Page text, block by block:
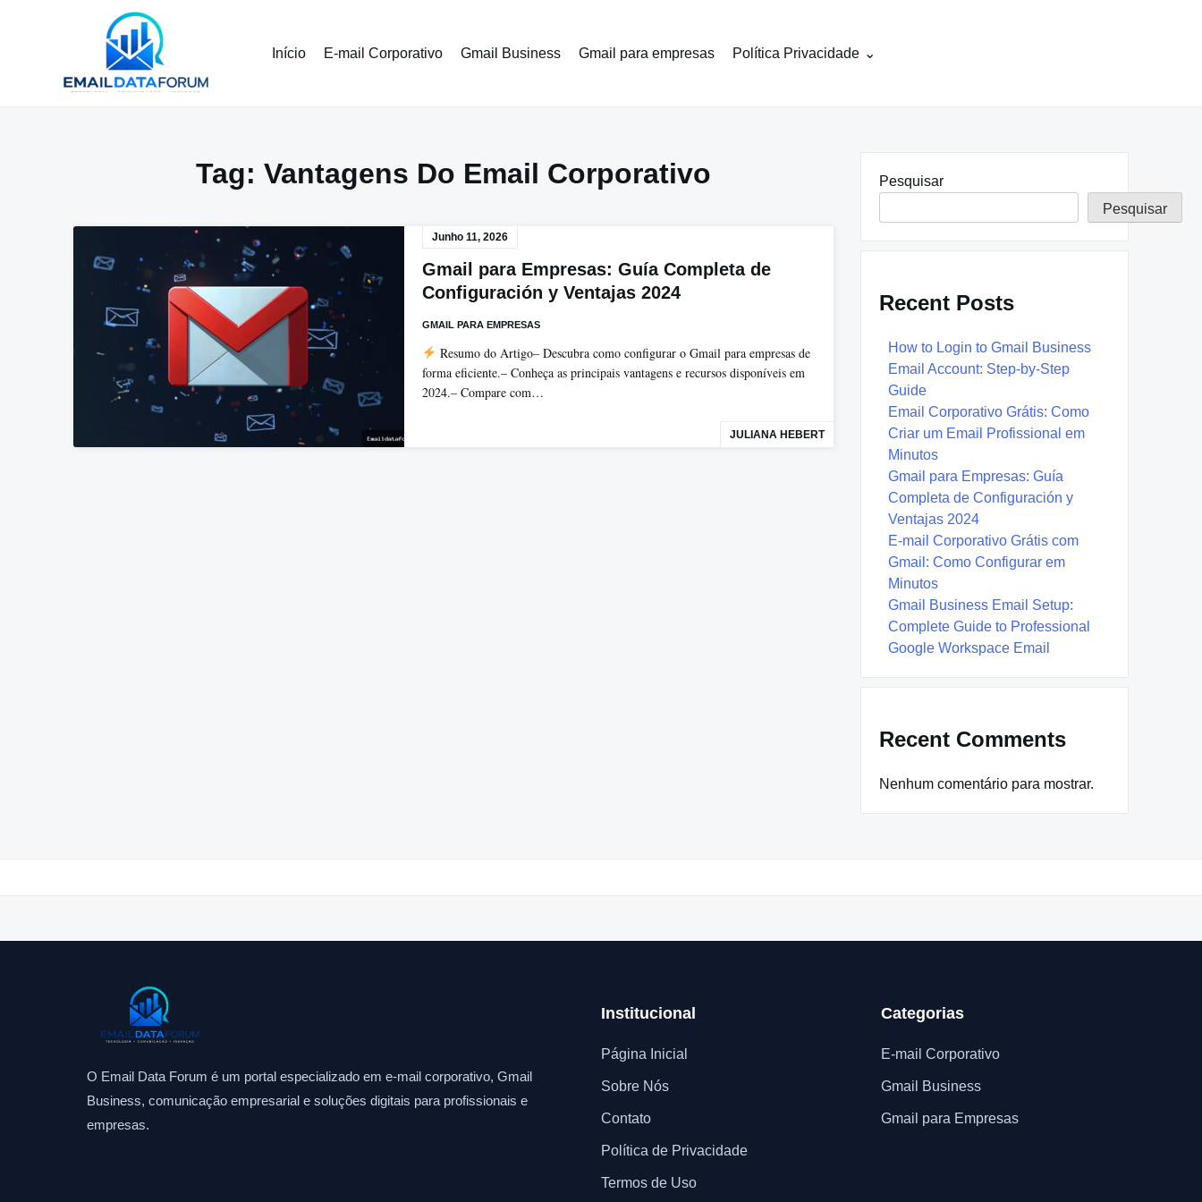
Início E-mail Corporativo Gmail Business Gmail para empresas Política Privacidade
Tag: Vantagens Do Email Corporativo
Junho 11, 2026
Gmail para Empresas: Guía Completa de
Configuración y Ventajas 2024
GMAIL PARA EMPRESAS
Resumo do Artigo– Descubra como configurar o Gmail para empresas de
forma eficiente.– Conheça as principais vantagens e recursos disponíveis em
2024.– Compare com…
JULIANA HEBERT
Pesquisar
Pesquisar
Recent Posts
How to Login to Gmail Business
Email Account: Step-by-Step
Guide
Email Corporativo Grátis: Como
Criar um Email Profissional em
Minutos
Gmail para Empresas: Guía
Completa de Configuración y
Ventajas 2024
E-mail Corporativo Grátis com
Gmail: Como Configurar em
Minutos
Gmail Business Email Setup:
Complete Guide to Professional
Google Workspace Email
Recent Comments
Nenhum comentário para mostrar.
O Email Data Forum é um portal especializado em e-mail corporativo, Gmail
Business, comunicação empresarial e soluções digitais para profissionais e
empresas.
Institucional
Página Inicial
Sobre Nós
Contato
Política de Privacidade
Termos de Uso
Categorias
E-mail Corporativo
Gmail Business
Gmail para Empresas